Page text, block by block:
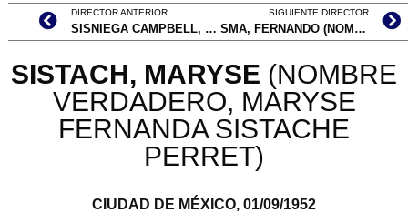
DIRECTOR ANTERIOR
SISNIEGA CAMPBELL, MARCEL
SIGUIENTE DIRECTOR
SMA, FERNANDO (NOMBRE VERDADERO, L. FERNANDO SÁNCHEZ-MEJORADA ARIAS)
SISTACH, MARYSE (NOMBRE
VERDADERO, MARYSE
FERNANDA SISTACHE
PERRET)
CIUDAD DE MÉXICO, 01/09/1952